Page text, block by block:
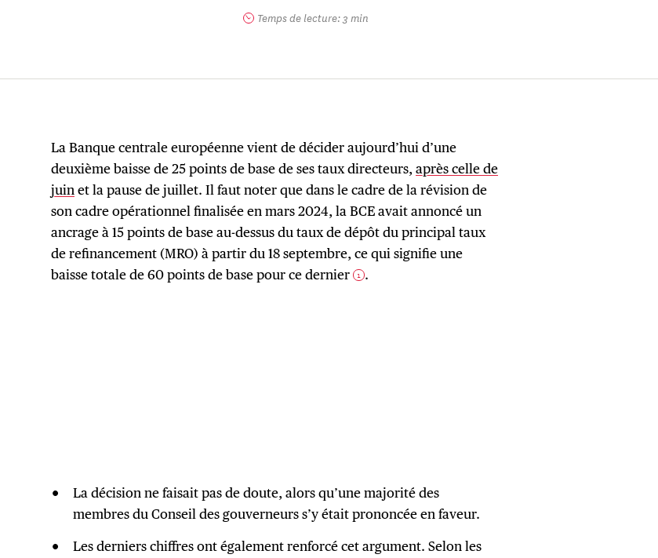
Temps de lecture: 3 min
La Banque centrale européenne vient de décider aujourd’hui d’une
deuxième baisse de 25 points de base de ses taux directeurs,après celle de
juinet la pause de juillet. Il faut noter que dans le cadre de la révision de
son cadre opérationnel finalisée en mars 2024, la BCE avait annoncé un
ancrage à 15 points de base au-dessus du taux de dépôt du principal taux
de refinancement (MRO) à partir du 18 septembre, ce qui signifie une
baisse totale de 60 points de base pour ce dernier 1 .
La décision ne faisait pas de doute, alors qu’une majorité des
membres du Conseil des gouverneurs s’y était prononcée en faveur.
Les derniers chiffres ont également renforcé cet argument. Selon les